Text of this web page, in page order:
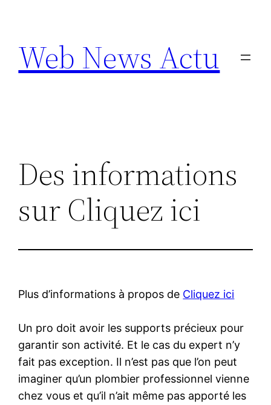
contenu
Web News Actu
Des informations
sur Cliquez ici
Plus d’informations à propos de Cliquez ici
Un pro doit avoir les supports précieux pour
garantir son activité. Et le cas du expert n’y
fait pas exception. Il n’est pas que l’on peut
imaginer qu’un plombier professionnel vienne
chez vous et qu’il n’ait même pas apporté les